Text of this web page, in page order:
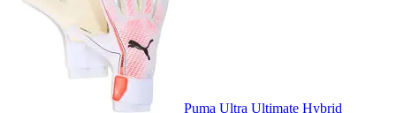
Puma Ultra Ultimate Hybrid